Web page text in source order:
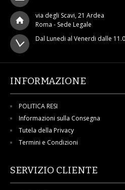
via degli Scavi, 21 Ardea
Roma - Sede Legale
Dal Lunedi al Venerdi dalle
INFORMAZIONE
POLITICA RESI
Informazioni sulla Consegna
Tutela della Privacy
Termini e Condizioni
SERVIZIO CLIENTE